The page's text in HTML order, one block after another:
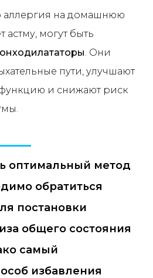
аллергия на домашнюю
астму, могут быть
. Они
пути, улучшают
и снижают риск
оптимальный метод
обратиться
постановки
общего состояния
самый
избавления